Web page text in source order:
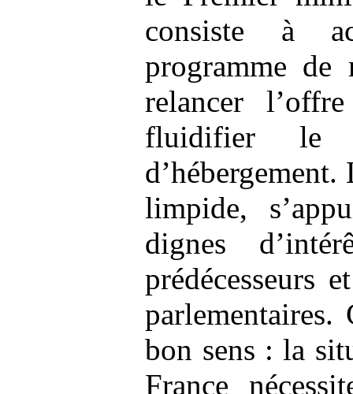
consiste à
programme de
relancer
fluidifier le
limpide,
dignes
prédécesseurs
parlementaires.
bon sens : la
France